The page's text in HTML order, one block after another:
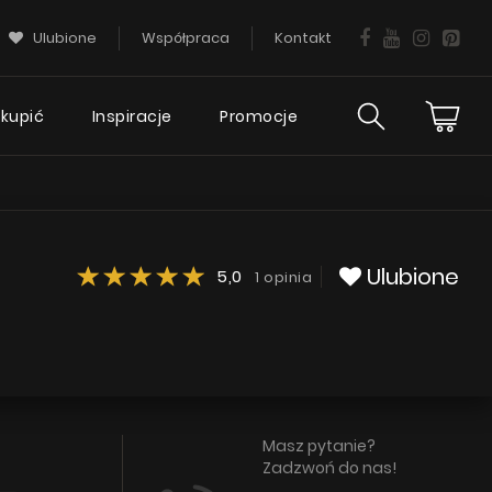
Ulubione Współpraca Kontakt
Wsparcie
Inspiracje Promocje
5,0 1 opinia Ulubione
Masz pytanie?
Zadzwoń do nas!